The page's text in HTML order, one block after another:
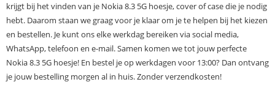
krijgt bij het vinden van je Nokia 8.3 5G hoesje, cover of case die je nodig
hebt. Daarom staan we graag voor je klaar om je te helpen bij het kiezen
en bestellen. Je kunt ons elke werkdag bereiken via social media,
WhatsApp, telefoon en e-mail. Samen komen we tot jouw perfecte
Nokia 8.3 5G hoesje! En bestel je op werkdagen voor 13:00? Dan ontvang
je jouw bestelling morgen al in huis. Zonder verzendkosten!